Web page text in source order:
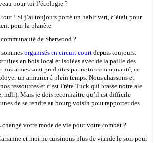
pour toi l’écologie ?
tout ! Si j’ai toujours porté un habit vert, c’était pour
pour la planète.
de Sherwood ?
organisés en circuit court depuis toujours.
en bois local et isolées avec de la paille des
nos armes sont produites par notre communauté, ce
un armurier à plein temps. Nous chassons et
ressources et c’est Frère Tuck qui brasse notre ale
ndlr). Mais je dois reconnaître qu’il est difficile
de se rendre au bourg voisin pour rapporter des
changé votre mode de vie pour votre combat ?
et moi ne cuisinons plus de viande le soir pour